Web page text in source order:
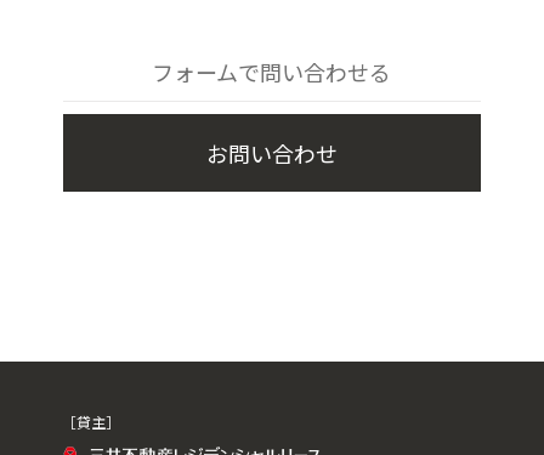
フォームで問い合わせる
お問い合わせ
貸主